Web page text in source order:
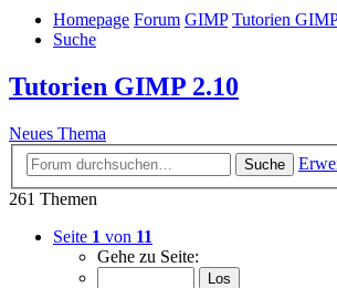
Homepage Forum GIMP Tutorien
Suche
Tutorien GIMP 2.10
Neues Thema
Suche
261 Themen
Seite 1 von 11
Gehe zu Seite: